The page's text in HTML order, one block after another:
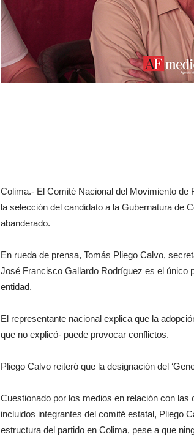
Colima.- El Comité Nacional del Movimiento
la selección del candidato a la Gubernatura de
abanderado.
En rueda de prensa, Tomás Pliego Calvo,
José Francisco Gallardo Rodríguez es el único
entidad.
El representante nacional explica que la
que no explicó- puede provocar conflictos.
Pliego Calvo reiteró que la designación del
Cuestionado por los medios en relación con
incluidos integrantes del comité estatal, Pliego
estructura del partido en Colima, pese a que